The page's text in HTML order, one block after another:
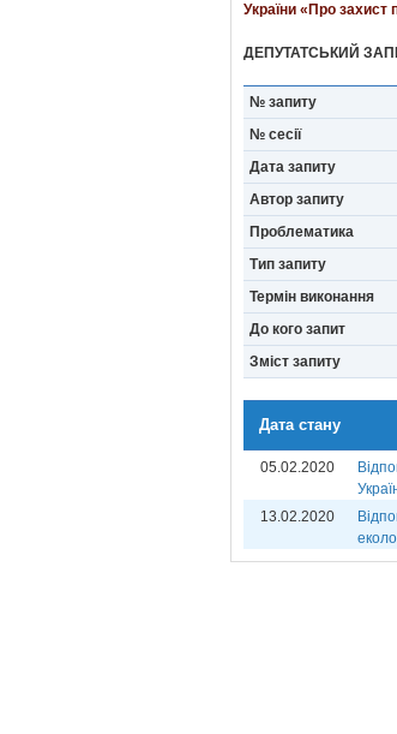
України «Про
ДЕПУТАТСЬКИЙ
№ запиту
№ сесії
Дата запиту
Автор запиту
Проблематика
Тип запиту
Термін виконання
До кого запит
Зміст запиту
Дата стану
05.02.2020
13.02.2020